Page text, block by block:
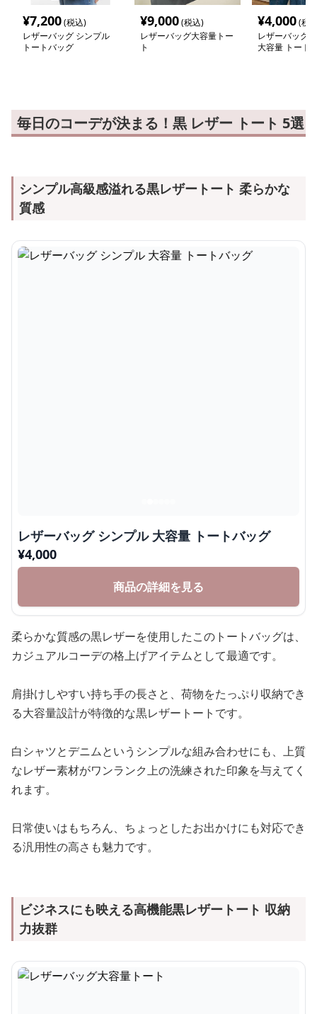
¥7,200(税込)
レザーバッグ シンプル
トートバッグ
¥9,000(税込)
レザーバッグ大容量トー
ト
¥4,000(税
レザーバッグ
大容量 トート
毎日のコーデが決まる！黒 レザー トート 5選
シンプル高級感溢れる黒レザートート 柔らかな
質感
レザーバッグ シンプル 大容量 トートバッグ
¥4,000
商品の詳細を見る
柔らかな質感の黒レザーを使用したこのトートバッグは、
カジュアルコーデの格上げアイテムとして最適です。
肩掛けしやすい持ち手の長さと、荷物をたっぷり収納でき
る大容量設計が特徴的な黒レザートートです。
白シャツとデニムというシンプルな組み合わせにも、上質
なレザー素材がワンランク上の洗練された印象を与えてく
れます。
日常使いはもちろん、ちょっとしたお出かけにも対応でき
る汎用性の高さも魅力です。
ビジネスにも映える高機能黒レザートート 収納
力抜群